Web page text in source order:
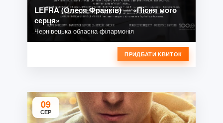
LEFRA (Олеся Франків) — «Пісня мого
серця»
Чернівецька обласна філармонія
ПРИДБАТИ КВИТОК
09
СЕР